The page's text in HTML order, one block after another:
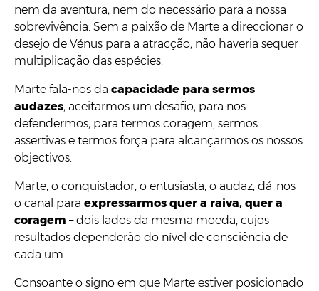
nem da aventura, nem do necessário para a nossa
sobrevivência. Sem a paixão de Marte a direccionar o
desejo de Vénus para a atracção, não haveria sequer
multiplicação das espécies.
Marte fala-nos da capacidade para sermos
audazes, aceitarmos um desafio, para nos
defendermos, para termos coragem, sermos
assertivas e termos força para alcançarmos os nossos
objectivos.
Marte, o conquistador, o entusiasta, o audaz, dá-nos
o canal para expressarmos quer a raiva, quer a
coragem – dois lados da mesma moeda, cujos
resultados dependerão do nível de consciência de
cada um.
Consoante o signo em que Marte estiver posicionado